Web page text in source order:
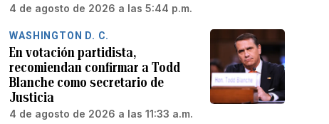
4 de agosto de 2026 a las 5:44 p.m.
WASHINGTON D. C.
En votación partidista,
recomiendan confirmar a Todd
Blanche como secretario de
Justicia
4 de agosto de 2026 a las 11:33 a.m.